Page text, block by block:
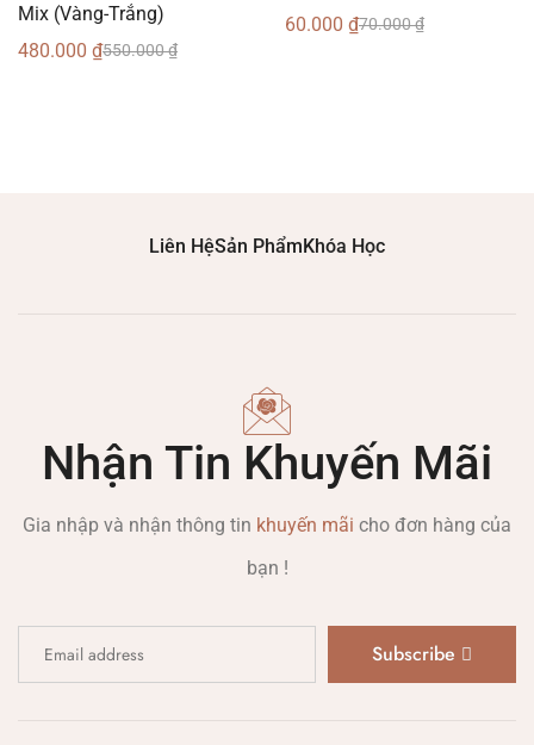
Mix (Vàng-Trắng)
550.000₫
480.000 ₫
70.000₫
60.000 ₫
Liên HệSản PhẩmKhóa Học
Nhận Tin Khuyến Mãi
Gia nhập và nhận thông tin khuyến mãi cho đơn hàng của
bạn !
Subscribe